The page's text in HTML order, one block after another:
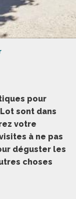
pour
sont dans
votre
à ne pas
déguster les
choses